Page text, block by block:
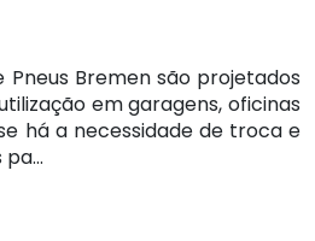
Pneus Bremen são projetados
em garagens, oficinas
há a necessidade de troca e